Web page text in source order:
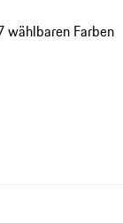
Farben